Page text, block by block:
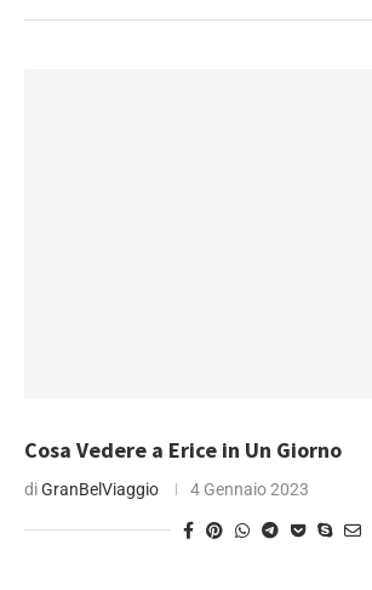
Cosa Vedere a Erice in Un Giorno
diGranBelViaggio 4 Gennaio 2023